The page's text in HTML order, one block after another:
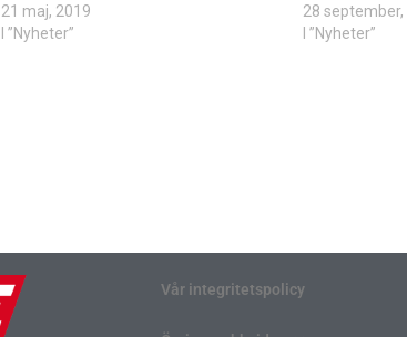
21 maj, 2019
I ”Nyheter”
28 september,
I ”Nyheter”
Vår integritetspolicy